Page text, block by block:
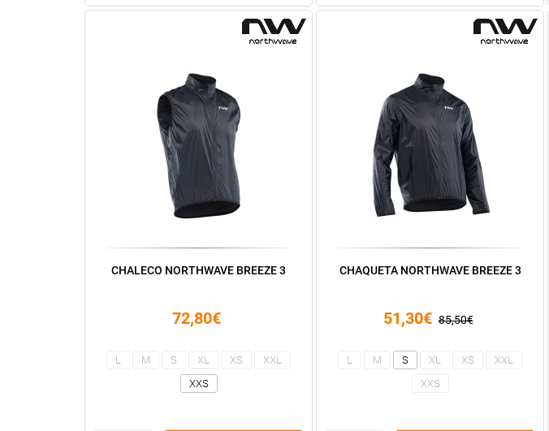
CHALECO NORTHWAVE BREEZE 3
72,80€
L M S XL XS
XXL
XXS
CHAQUETA NORTHWAVE BREEZE 3
51,30€ 85,50€
L M S XL XS
XXL
XXS